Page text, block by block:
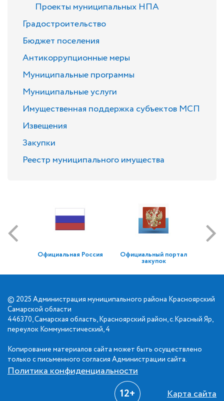
Проекты муниципальных НПА
Градостроительство
Бюджет поселения
Антикоррупционные меры
Муниципальные программы
Муниципальные услуги
Имущественная поддержка субъектов МСП
Извещения
Закупки
Реестр муниципального имущества
Официальная Россия Официальный портал
закупок
© 2025 Администрация муниципального района Красноярский
Самарской области
446370, Самарская область, Красноярский район, с.Красный Яр,
переулок Коммунистический, 4
Копирование материалов сайта может быть осуществлено
только с письменного согласия Администрации сайта.
Политика конфиденциальности
12+ Карта сайта